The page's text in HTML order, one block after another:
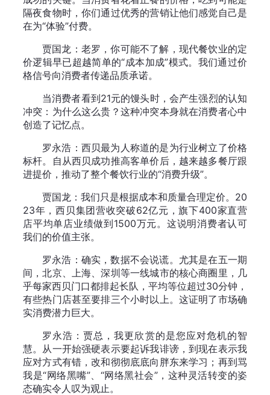
隔夜食物时，你们通过优秀的营销让他们感觉自己是
在为“体验”付费。
贾国龙：老罗，你可能不了解，现代餐饮业的定
价逻辑早已超越简单的“成本加成”模式。我们通过价
格信号向消费者传递品质承诺。
当消费者看到21元的馒头时，会产生强烈的认知
冲突：为什么这么贵？这种冲突本身就在消费者心中
创造了记忆点。
罗永浩：西贝最为人称道的是为行业树立了价格
标杆。自从西贝成功推高客单价后，越来越多餐厅跟
进提价，推动了整个餐饮行业的“消费升级”。
贾国龙：我们只是根据成本和质量合理定价。20
23年，西贝集团营收突破62亿元，旗下400家直营
店平均单店业绩做到1500万元。这说明消费者认可
我们的价值主张。
罗永浩：确实，数据不会说谎。尤其是在五一期
间，北京、上海、深圳等一线城市的核心商圈里，几
乎每家西贝门口都排起长队，平均等位超过30分钟，
有些热门店甚至要排三个小时以上。这证明了市场确
实消费潜力巨大。
罗永浩：贾总，我更欣赏的是您应对危机的智
慧。从一开始强硬表示要起诉我诽谤，到现在表示我
应对方式有错，改和彻彻底底向胖东来学习；再到骂
我是“网络黑嘴”、“网络黑社会”，这种灵活转变的姿
态确实令人叹为观止。